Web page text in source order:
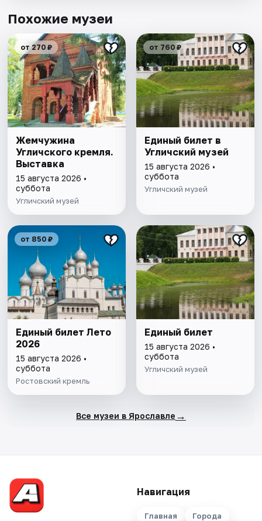
Похожие музеи
от 270 ₽
Жемчужина
Угличского кремля.
Выставка
15 августа 2026 •
суббота
Угличский музей
от 760 ₽
Единый билет в
Угличский музей
15 августа 2026 •
суббота
Угличский музей
от 850 ₽
Единый билет Лето
2026
15 августа 2026 •
суббота
Ростовский кремль
Единый билет
15 августа 2026 •
суббота
Угличский музей
Все музеи в Ярославле →
Навигация
Главная Города